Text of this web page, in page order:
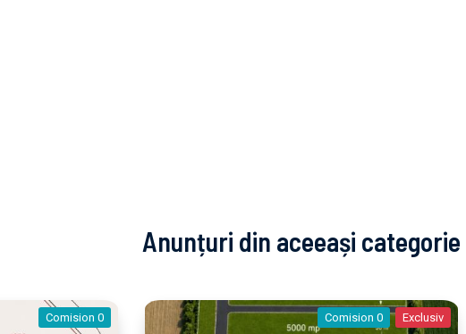
Anunțuri din aceeași categorie
Comision 0 Comision 0 Exclusiv